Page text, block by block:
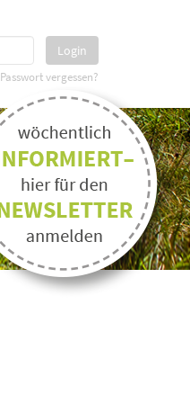
Login
Passwort vergessen?